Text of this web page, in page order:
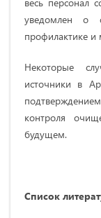
уведомлен о
профилактике и
Некоторые
источники в
контроля
будущем.
Список